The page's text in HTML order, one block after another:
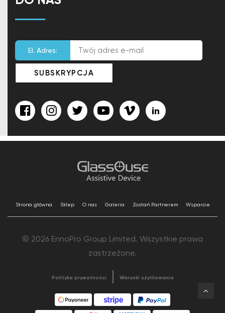
El. Adres:
Strona główna Sklep O nas Galeria Zostań Partnerem Wsparcie
© 2026 EnnoPro Group Limited. Wszystkie prawa
zastrzeżone.
Polityka prywatności Warunki użytkowania